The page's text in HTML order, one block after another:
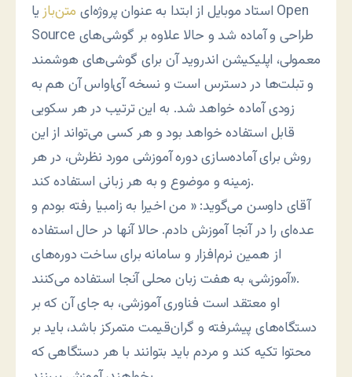
استاد موبایل از ابتدا به عنوان پروژه‌ای متن‌باز یا Open
Source طراحی و آماده شد و حالا علاوه بر گوشی‌های
معمولی، اپلیکیشن اندروید آن برای گوشی‌های هوشمند
و تبلت‌ها در دسترس است و نسخه آی‌اواس آن هم به
زودی آماده خواهد شد. به این ترتیب در هر سکویی
قابل استفاده خواهد بود و هر کسی می‌تواند از این
روش برای آماده‌سازی دوره آموزشی مورد نظرش، در هر
زمینه و موضوع و به هر زبانی استفاده کند.
آقای داوسن می‌گوید: « من اخیرا به زامبیا رفته بودم و
عده‌ای را در آنجا آموزش دادم. حالا آنها در حال استفاده
از همین نرم‌افزار و سامانه برای ساخت دوره‌های
آموزشی، به هفت زبان محلی آنجا استفاده می‌کنند».
او معتقد است فناوری آموزشی، به جای آن که بر
دستگاه‌های پیشرفته و گران‌قیمت متمرکز باشد، باید بر
محتوا تکیه کند و مردم باید بتوانند با هر دستگاهی که